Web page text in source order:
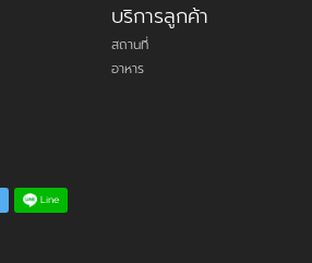
Line
บริการลูกค้า
สถานที่
อาหาร